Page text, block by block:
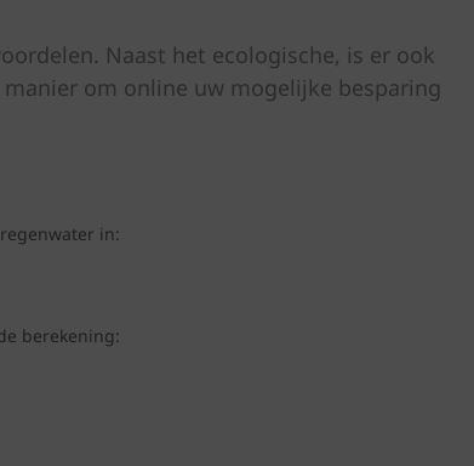
Naast het ecologische, is er ook
manier om online uw mogelijke besparing
in:
berekening: